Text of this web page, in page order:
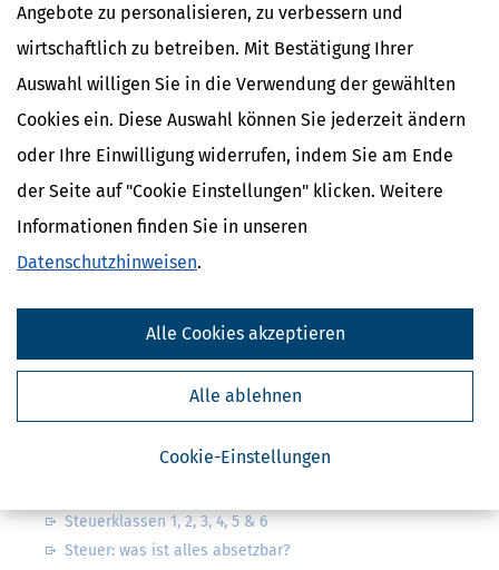
Angebote zu personalisieren, zu verbessern und
wirtschaftlich zu betreiben. Mit Bestätigung Ihrer
Auswahl willigen Sie in die Verwendung der gewählten
Cookies ein. Diese Auswahl können Sie jederzeit ändern
oder Ihre Einwilligung widerrufen, indem Sie am Ende
der Seite auf "Cookie Einstellungen" klicken. Weitere
Informationen finden Sie in unseren
Datenschutzhinweisen.
Cookie-Einstellungen
Alle ablehnen
Alle Cookies akzeptieren
Kostenlose Steuertipps & News
Steuertipps
von Steuertipps abonnieren. Die
Meine Einwilligung kann ich jederzeit durch
Steuerklassen 1, 2, 3, 4, 5 & 6
Steuer: was ist alles absetzbar?